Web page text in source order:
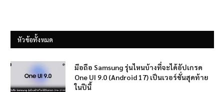
หัวข้อทั้งหมด
มือถือ Samsung รุ่นไหนบ้างที่จะได้อัปเกรด
One UI 9.0 (Android 17) เป็นเวอร์ชั่นสุดท้าย
ในปีนี้